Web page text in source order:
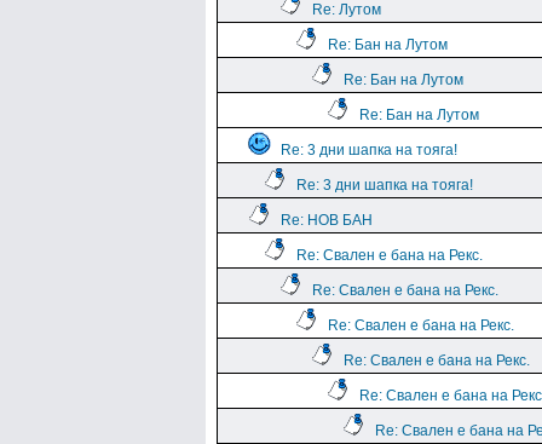
Re: Лутом
Re: Бан на Лутом
Re: Бан на Лутом
Re: Бан на Лутом
Re: 3 дни шапка на тояга!
Re: 3 дни шапка на тояга!
Re: НОВ БАН
Re: Свален е бана на Рекс.
Re: Свален е бана на Рекс.
Re: Свален е бана на Рекс.
Re: Свален е бана на Рекс.
Re: Свален е бана на
Re: Свален е бана на